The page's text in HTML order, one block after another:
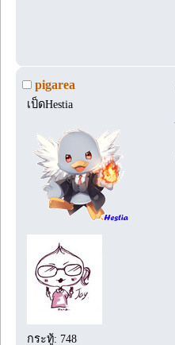
pigarea
เป็ดHestia
กระทู้: 748